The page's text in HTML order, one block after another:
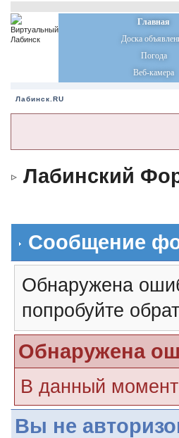
Главная
Доска
Погода
Веб-камера
Лабинск.RU
Лабинский
Сообщение
Обнаружена
попробуйте
Обнаружена
В данный
Вы не